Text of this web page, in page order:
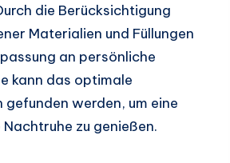
die Berücksichtigung
Materialien und Füllungen
an persönliche
kann das optimale
gefunden werden, um eine
zu genießen.